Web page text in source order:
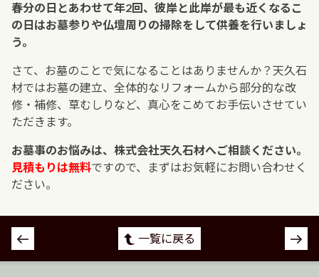
春分の日とあわせて年2回、彼岸と此岸が最も近くなるこ
の日はお墓参りや仏壇周りの掃除をして供養を行いましょ
う。
さて、お墓のことで気になることはありませんか？天久石
材ではお墓の建立、全体的なリフォームから部分的な改
修・補修、草むしりなど、真心をこめてお手伝いさせてい
ただきます。
お墓事のお悩みは、株式会社天久石材へご相談ください。
見積もりは無料ですので、まずはお気軽にお問い合わせく
ださい。
投
稿
一覧に戻る